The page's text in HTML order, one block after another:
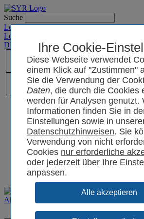
Ihre Cookie-
Diese Webseite verwendet
einem Klick auf "Zustimmen"
Sie die Verwendung der
Daten, die durch die Cookies
werden für Analysen genutzt.
Informationen finden Sie in
Einstellungen sowie in
Datenschutzhinweisen. Sie
Verwendung von nicht
Cookies
oder jederzeit über Ihre
anpassen.
Suche
Login SYRCode²
Login SYR Connect
DE
CN / PL
Aktuelles Kleiner Filter für effektiv